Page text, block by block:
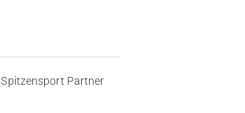
Spitzensport Partner